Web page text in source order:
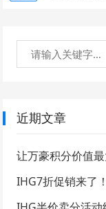
近期文章
让万豪积分价值
IHG7折促销来了